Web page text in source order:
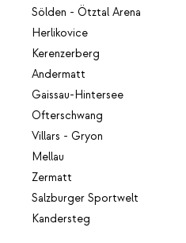
Sölden - Ötztal Arena
Herlikovice
Kerenzerberg
Andermatt
Gaissau-Hintersee
Ofterschwang
Villars - Gryon
Mellau
Zermatt
Salzburger Sportwelt
Kandersteg